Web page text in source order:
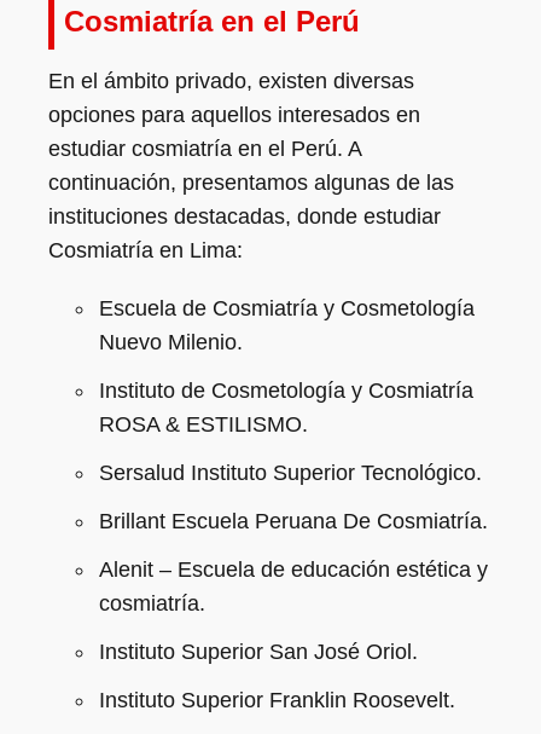
Cosmiatría en el Perú
En el ámbito privado, existen diversas
opciones para aquellos interesados en
estudiar cosmiatría en el Perú. A
continuación, presentamos algunas de las
instituciones destacadas, donde estudiar
Cosmiatría en Lima:
Escuela de Cosmiatría y Cosmetología
Nuevo Milenio.
Instituto de Cosmetología y Cosmiatría
ROSA & ESTILISMO.
Sersalud Instituto Superior Tecnológico.
Brillant Escuela Peruana De Cosmiatría.
Alenit – Escuela de educación estética y
cosmiatría.
Instituto Superior San José Oriol.
Instituto Superior Franklin Roosevelt.